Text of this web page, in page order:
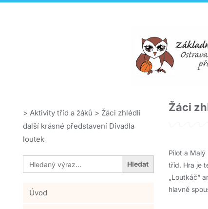
> Aktivity tříd a žáků > Žáci zhlédli
další krásné představení Divadla
loutek
Search
for:
Úvod
Žáci
Pilot a
tříd. Hra je
„Loutkáč“
hlavně